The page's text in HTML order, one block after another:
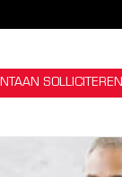
SOLLICITEREN